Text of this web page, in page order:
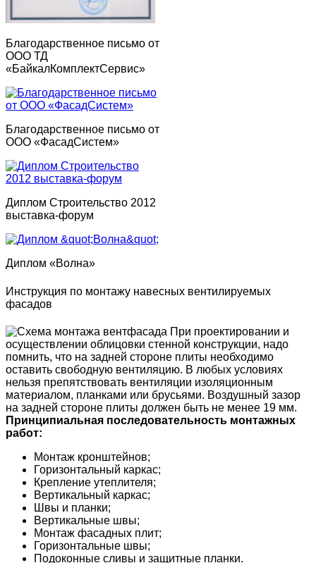
Благодарственное письмо от
ООО ТД
«БайкалКомплектСервис»
Благодарственное письмо от
ООО «ФасадСистем»
Диплом Строительство 2012
выставка-форум
Диплом «Волна»
Инструкция по монтажу навесных вентилируемых
фасадов
При проектировании и
осуществлении облицовки стенной конструкции, надо
помнить, что на задней стороне плиты необходимо
оставить свободную вентиляцию. В любых условиях
нельзя препятствовать вентиляции изоляционным
материалом, планками или брусьями. Воздушный зазор
на задней стороне плиты должен быть не менее 19 мм.
Принципиальная последовательность монтажных
работ:
Монтаж кронштейнов;
Горизонтальный каркас;
Крепление утеплителя;
Вертикальный каркас;
Швы и планки;
Вертикальные швы;
Монтаж фасадных плит;
Горизонтальные швы;
Подоконные сливы и защитные планки.